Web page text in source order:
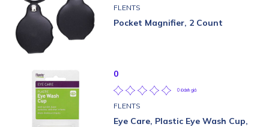
FLENTS
Pocket Magnifier, 2 Count
0
0 Đánh giá
FLENTS
Eye Care, Plastic Eye Wash Cup,